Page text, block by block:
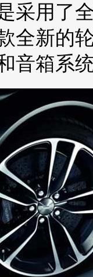
采用了
全新的
音箱系